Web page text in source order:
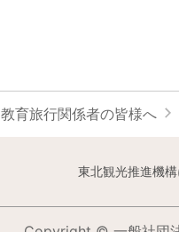
教育旅行関係者の皆様へ
東北観光推進機